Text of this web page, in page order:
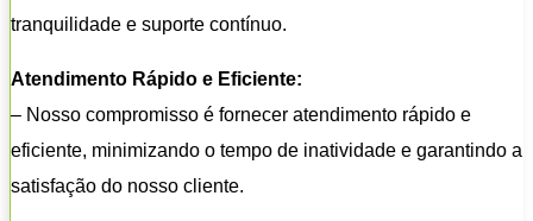
tranquilidade e suporte contínuo.
Atendimento Rápido e Eficiente:
– Nosso compromisso é fornecer atendimento rápido e
eficiente, minimizando o tempo de inatividade e garantindo a
satisfação do nosso cliente.